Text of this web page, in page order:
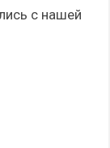
с нашей